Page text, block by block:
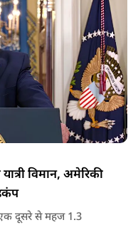
विमान, अमेरिकी
एक दूसरे से महज 1.3